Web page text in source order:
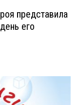
представила
его